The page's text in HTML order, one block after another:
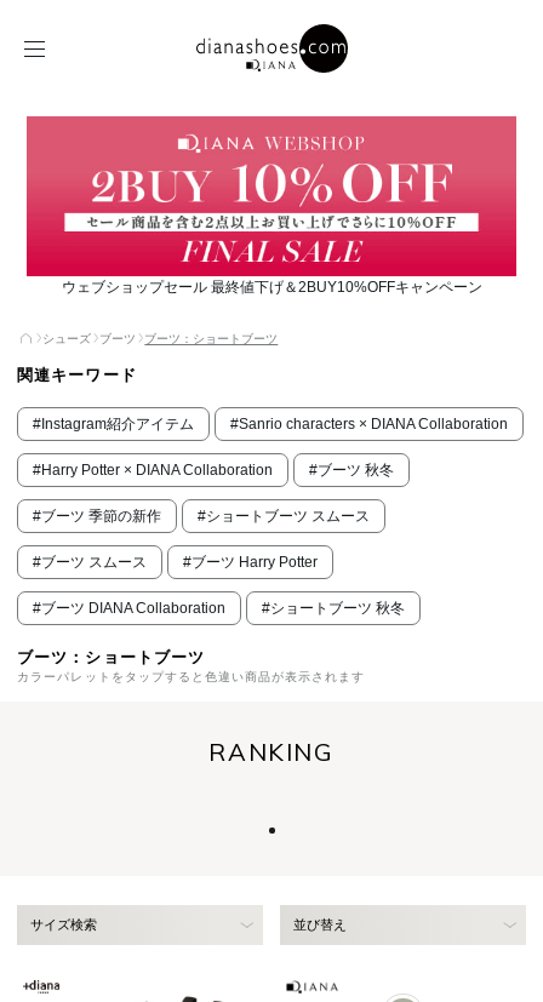
ウェブショップセール 最終値下げ＆2BUY10%OFFキャンペーン
シューズ ブーツ ブーツ：ショートブーツ
関連キーワード
#Instagram紹介アイテム #Sanrio characters × DIANA Collaboration
#Harry Potter × DIANA Collaboration #ブーツ 秋冬
#ブーツ 季節の新作 #ショートブーツ スムース
#ブーツ スムース #ブーツ Harry Potter
#ブーツ DIANA Collaboration #ショートブーツ 秋冬
ブーツ：ショートブーツ
カラーパレットをタップすると色違い商品が表示されます
RANKING
サイズ検索 並び替え